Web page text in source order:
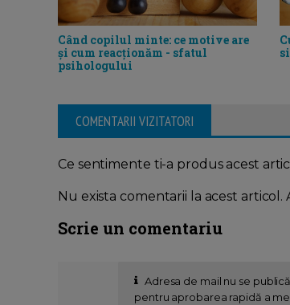
Când copilul minte: ce motive are
și cum reacționăm - sfatul
psihologului
COMENTARII VIZITATORI
Ce sentimente ti-a produs acest
Nu exista comentarii la acest
Scrie un comentariu
Adresa de mail nu se
pentru aprobarea rapidă a